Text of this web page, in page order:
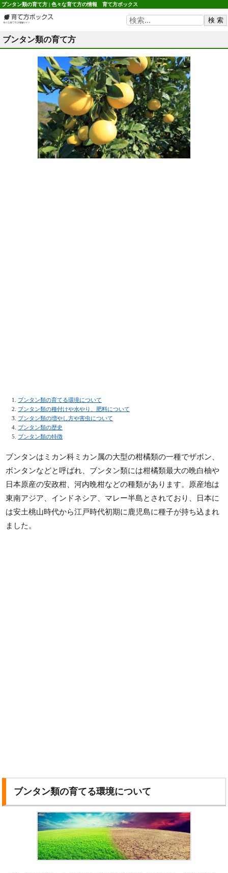
ブンタン類の育て方 | 色々な育て方の情報 育て方ボックス
ブンタン類の育て方
ブンタン類の育てる環境について
ブンタン類の種付けや水やり、肥料について
ブンタン類の増やし方や害虫について
ブンタン類の歴史
ブンタン類の特徴
ブンタンはミカン科ミカン属の大型の柑橘類の一種でザボン、
ボンタンなどと呼ばれ、ブンタン類には柑橘類最大の晩白柚や
日本原産の安政柑、河内晩柑などの種類があります。原産地は
東南アジア、インドネシア、マレー半島とされており、日本に
は安土桃山時代から江戸時代初期に鹿児島に種子が持ち込まれ
ました。
ブンタン類の育てる環境について